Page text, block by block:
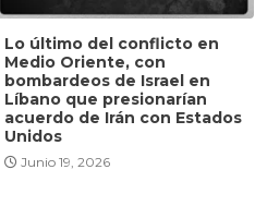
Lo último del conflicto en
Medio Oriente, con
bombardeos de Israel en
Líbano que presionarían
acuerdo de Irán con Estados
Unidos
Junio 19, 2026